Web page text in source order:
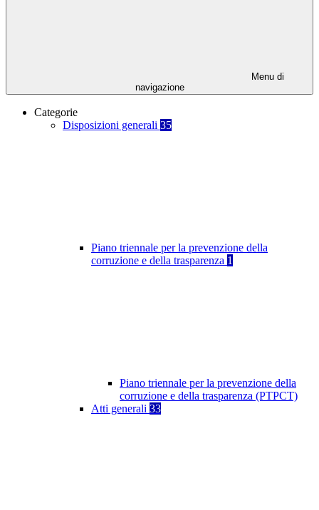
Menu di
navigazione
Categorie
Disposizioni generali 35
Piano triennale per la prevenzione della
corruzione e della trasparenza 1
Piano triennale per la prevenzione della
corruzione e della trasparenza (PTPCT)
Atti generali 33